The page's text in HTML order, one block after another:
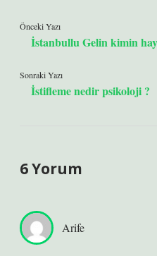
Önceki Yazı
İstanbullu Gelin kimin
Sonraki Yazı
İstifleme nedir psikoloji ?
6 Yorum
Arife